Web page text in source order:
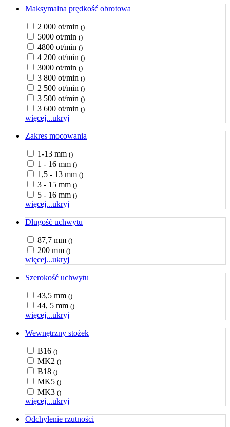
Maksymalna prędkość obrotowa
2 000 ot/min ()
5000 ot/min ()
4800 ot/min ()
4 200 ot/min ()
3000 ot/min ()
3 800 ot/min ()
2 500 ot/min ()
3 500 ot/min ()
3 600 ot/min ()
więcej...ukryj
Zakres mocowania
1-13 mm ()
1 - 16 mm ()
1,5 - 13 mm ()
3 - 15 mm ()
5 - 16 mm ()
więcej...ukryj
Długość uchwytu
87,7 mm ()
200 mm ()
więcej...ukryj
Szerokość uchwytu
43,5 mm ()
44, 5 mm ()
więcej...ukryj
Wewnętrzny stożek
B16 ()
MK2 ()
B18 ()
MK5 ()
MK3 ()
więcej...ukryj
Odchylenie rzutności